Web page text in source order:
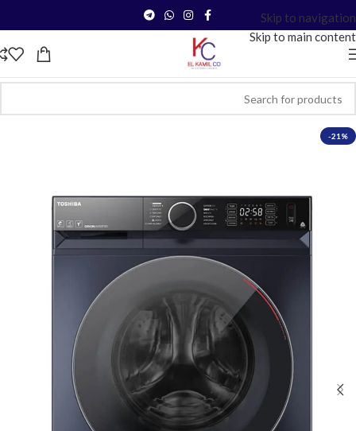
Skip to navigation
Skip to main content
-21%